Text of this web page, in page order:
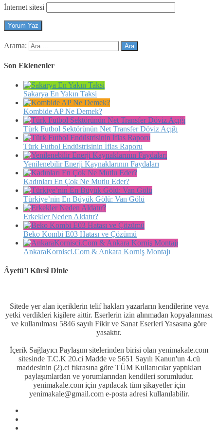
İnternet sitesi
Arama:
Son Eklenenler
Sakarya En Yakın Taksi
Kombide AP Ne Demek?
Türk Futbol Sektörünün Net Transfer Döviz Açığı
Türk Futbol Endüstrisinin İflas Raporu
Yenilenebilir Enerji Kaynaklarının Faydaları
Kadınları En Çok Ne Mutlu Eder?
Türkiye’nin En Büyük Gölü: Van Gölü
Erkekler Neden Aldatır?
Beko Kombi E03 Hatası ve Çözümü
AnkaraKornisci.Com & Ankara Korniş Montajı
Âyetü’l Kürsî Dinle
Sitede yer alan içeriklerin telif hakları yazarların kendilerine veya
yetki verdikleri kişilere aittir. Eserlerin izin alınmadan kopyalanması
ve kullanılması 5846 sayılı Fikir ve Sanat Eserleri Yasasına göre
yasaktır.
İçerik Sağlayıcı Paylaşım sitelerinden birisi olan yenimakale.com
sitesinde T.C.K 20.ci Madde ve 5651 Sayılı Kanun'un 4.cü
maddesinin (2).ci fıkrasına göre TÜM Kullanıcılar yaptıkları
paylaşımlardan ve yorumlarından kendileri sorumludur.
yenimakale.com için yapılacak tüm şikayetler için
yenimakale@gmail.com e-posta adresi kullanılabilir.